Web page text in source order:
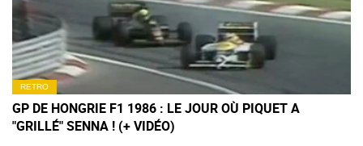
RETRO
GP DE HONGRIE F1 1986 : LE JOUR OÙ PIQUET A
"GRILLÉ" SENNA ! (+ VIDÉO)